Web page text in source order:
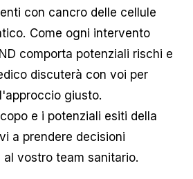
con cancro delle cellule
Come ogni intervento
comporta potenziali rischi e
discuterà con voi per
giusto.
e i potenziali esiti della
a prendere decisioni
vostro team sanitario.